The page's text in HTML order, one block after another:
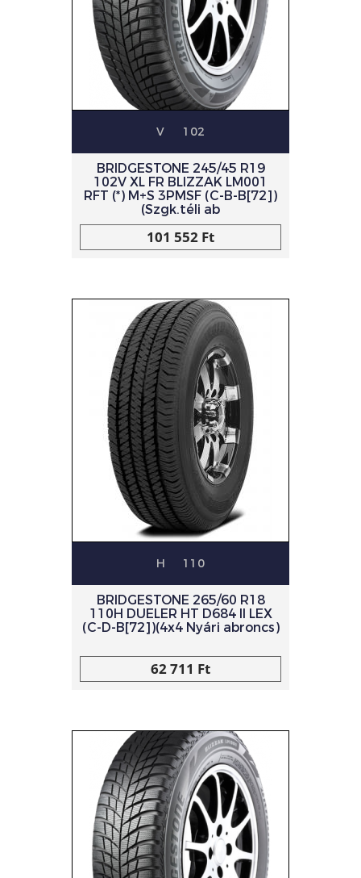
V 102
BRIDGESTONE 245/45 R19
102V XL FR BLIZZAK LM001
RFT (*) M+S 3PMSF (C-B-B[72])
(Szgk.téli ab
101 552 Ft
H 110
BRIDGESTONE 265/60 R18
110H DUELER HT D684 II LEX
(C-D-B[72])(4x4 Nyári abroncs)
62 711 Ft